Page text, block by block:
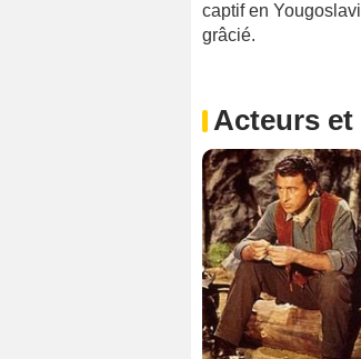
captif en
grâcié.
Acteurs et